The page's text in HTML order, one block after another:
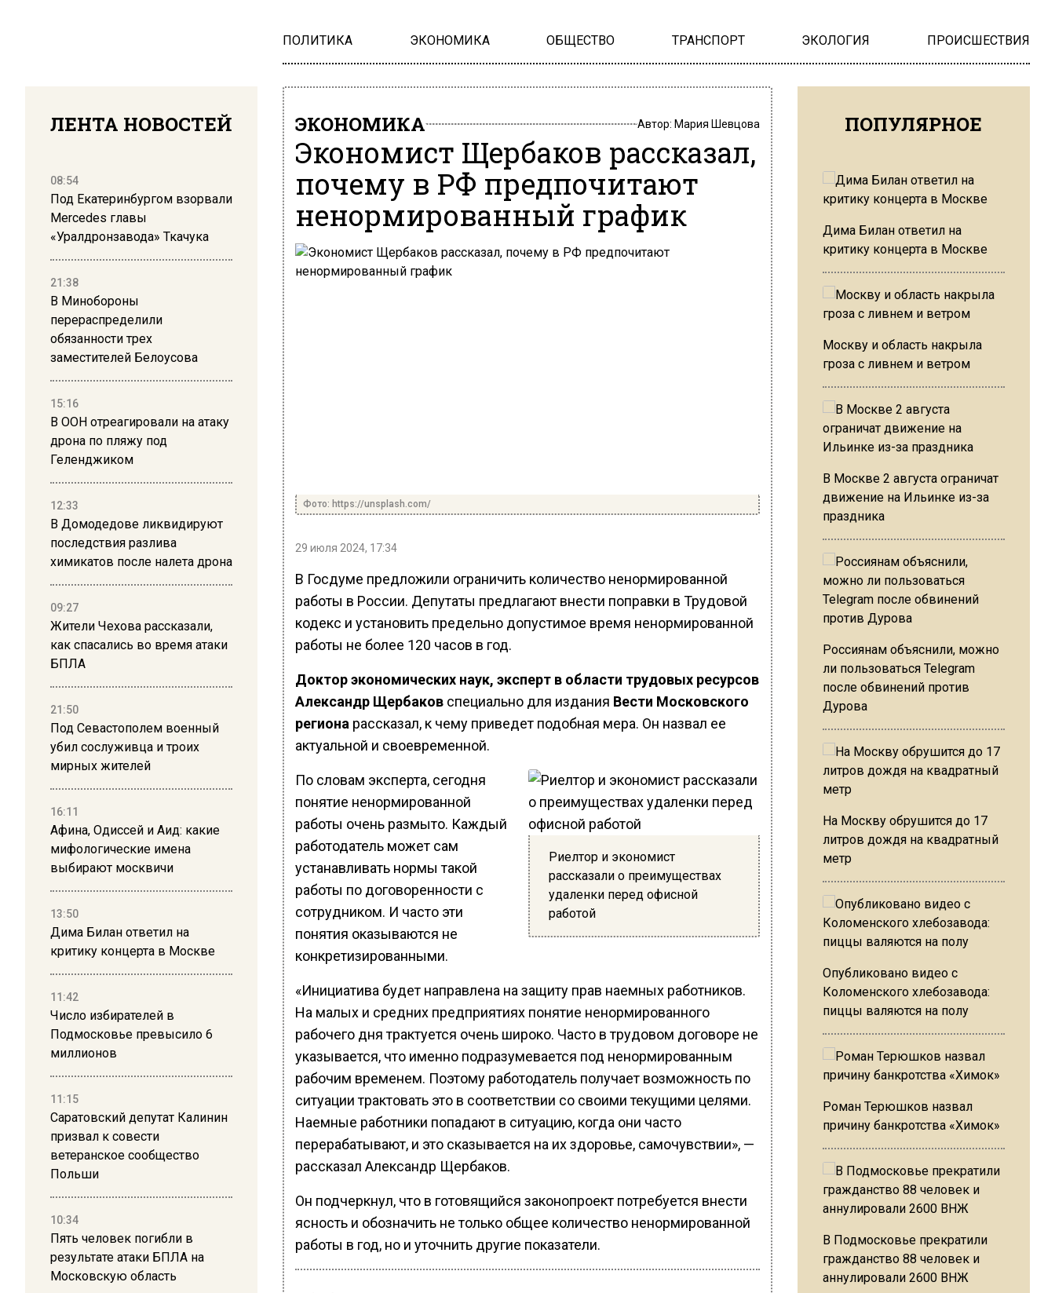
ПОЛИТИКА ЭКОНОМИКА ОБЩЕСТВО ТРАНСПОРТ ЭКОЛОГИЯ ПРОИСШЕСТВИЯ
ЛЕНТА НОВОСТЕЙ
08:54
Под Екатеринбургом взорвали
Mercedes главы
«Уралдронзавода» Ткачука
21:38
В Минобороны
перераспределили
обязанности трех
заместителей Белоусова
15:16
В ООН отреагировали на атаку
дрона по пляжу под
Геленджиком
12:33
В Домодедове ликвидируют
последствия разлива
химикатов после налета дрона
09:27
Жители Чехова рассказали,
как спасались во время атаки
БПЛА
21:50
Под Севастополем военный
убил сослуживца и троих
мирных жителей
16:11
Афина, Одиссей и Аид: какие
мифологические имена
выбирают москвичи
13:50
Дима Билан ответил на
критику концерта в Москве
11:42
Число избирателей в
Подмосковье превысило 6
миллионов
11:15
Саратовский депутат Калинин
призвал к совести
ветеранское сообщество
Польши
10:34
Пять человек погибли в
результате атаки БПЛА на
Московскую область
ЭКОНОМИКА Автор: Мария Шевцова
Экономист Щербаков рассказал,
почему в РФ предпочитают
ненормированный график
Фото: https://unsplash.com/
29 июля 2024, 17:34
В Госдуме предложили ограничить количество ненормированной
работы в России. Депутаты предлагают внести поправки в Трудовой
кодекс и установить предельно допустимое время ненормированной
работы не более 120 часов в год.
Доктор экономических наук, эксперт в области трудовых ресурсов
Александр Щербаковспециально для издания Вести Московского
региона рассказал, к чему приведет подобная мера. Он назвал ее
актуальной и своевременной.
Риелтор и экономист
рассказали о преимуществах
удаленки перед офисной
работой
По словам эксперта, сегодня
понятие ненормированной
работы очень размыто. Каждый
работодатель может сам
устанавливать нормы такой
работы по договоренности с
сотрудником. И часто эти
понятия оказываются не
конкретизированными.
«Инициатива будет направлена на защиту прав наемных работников.
На малых и средних предприятиях понятие ненормированного
рабочего дня трактуется очень широко. Часто в трудовом договоре не
указывается, что именно подразумевается под ненормированным
рабочим временем. Поэтому работодатель получает возможность по
ситуации трактовать это в соответствии со своими текущими целями.
Наемные работники попадают в ситуацию, когда они часто
перерабатывают, и это сказывается на их здоровье, самочувствии», —
рассказал Александр Щербаков.
Он подчеркнул, что в готовящийся законопроект потребуется внести
ясность и обозначить не только общее количество ненормированной
работы в год, но и уточнить другие показатели.
ПОПУЛЯРНОЕ
Дима Билан ответил на
критику концерта в Москве
Москву и область накрыла
гроза с ливнем и ветром
В Москве 2 августа ограничат
движение на Ильинке из-за
праздника
Россиянам объяснили, можно
ли пользоваться Telegram
после обвинений против
Дурова
На Москву обрушится до 17
литров дождя на квадратный
метр
Опубликовано видео с
Коломенского хлебозавода:
пиццы валяются на полу
Роман Терюшков назвал
причину банкротства «Химок»
В Подмосковье прекратили
гражданство 88 человек и
аннулировали 2600 ВНЖ